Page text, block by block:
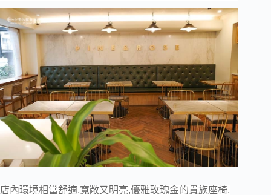
店內環境相當舒適,寬敞又明亮,優雅玫瑰金的貴族座椅,